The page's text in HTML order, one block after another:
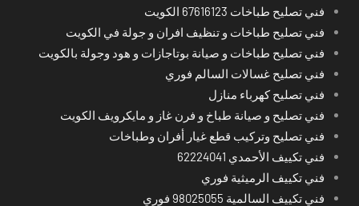
فني تصليح طباخات 67616123 الكويت
فني تصليح طباخات و تنظيف افران و جولة في الكويت
فني تصليح طباخات و صيانة بوتاجازات و هود وجولة بالكويت
فني تصليح غسالات السالم فوري
فني تصليح كهرباء منازل
فني تصليح و صيانة طباخ و فرن غاز و مايكرويف الكويت
فني تصليح وتركيب قطع غيار أفران وطباخات
فني تكييف الأحمدي 62224041
فني تكييف الرميثية فوري
فني تكييف السالمية 98025055 فوري